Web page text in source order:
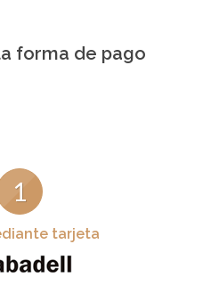
forma de pago
1
tarjeta